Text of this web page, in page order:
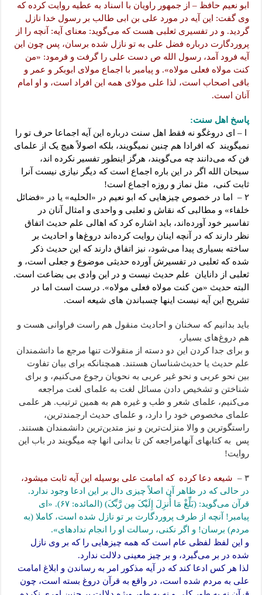
ابو نعیم حافظ – از جمهور راویان با اسناد به عطیه روایت کرده که
وی گفت: این آیه در مورد علی بن ابی طالب بر رسول خدا نازل
گردید. و در تفسیری ثعلبی هست که می‌گوید: معنای آیه: آنچه را از
پروردگارت درباره فضل علی به تو نازل شده برسان، پس چون این
آیه فرود آمد، رسول الله ص دست علی را گرفت و فرمود: «من
کنت مولاه فعلی مولاه». و پیامبر با اجماع مولای ابوبکر و عمر و
باقی اصحاب است، لذا علی مولای همه این افراد است، و او امام
آنان است.
پاسخ اهل سنت:
ا – ای دروغگو نه فقط اهل سنت درباره این آیه اجماعا حرف تو را
نمیگویند که افرادا هم چنین نمیگویند، بلکه اصولاً هیچ یک از علمای
فن که می‌دانند چه می‌گویند، هرگز اینطور تفسیر نکرده اند،
سبحان الله اگر در این باره اجماع است که دیگر نیازی نیست آنرا
ثابت کنی، مثل نماز و روزه اجماع است!
۲ – اما در خصوص چیزهایی که ابو نعیم در «الحلیه» یا در «فضائل
خلفاء» و مطالبی که نقاش و ثعلبی و واحدی و امثال آنان در
تفاسیر خود آورده‌اند، باید اشاره کرد که اهالی علم حدیث اتفاق
نظر دارند که در آنچه اینان روایت کرده‌اند دروغ‌ها و احادیث بر
ساخته بسیاری پیدا می‌شود، نیز اتفاق دارند که این حدیث ذکر
شده که ثعلبی در تفسیرش آورده حدیثی موضوع و جعلی است، و
ثعلبی از دانایان علم حدیث نیست و در این وادی بی بضاعت است.
البته حدیث «من کنت مولاه فعلی مولاه». درست است اما در
تشریح این آیه نیست اینها چسباندن های شیعه است.
باید بدانیم که سخنان و احادیث منقول هم راست فراوانی هست و
هم دروغ‌های بسیار،
و برای جدا کردن این دو دسته از منقولات تنها مرجع ما دانشمندان
علم حدیث یا حدیث‌شناسان هستند. همچنانکه برای بیان تفاوت
بین نحو عربی و نحو غیر عربی به نحویان رجوع می‌کنیم، و برای
شناختن و تشخیص دادن مسائل لغت به علمای لغت مراجعه
می‌کنیم، علمای شعر و طب و غیره هم به همین ترتیب. هر علمی
علمای مخصوص خود را دارد، و علمای حدیث ارجمندترین،
راستگوترین و والا منزلت‌ترین و نیز متدین‌ترین دانشمندان هستند.
پس به کتابهای آنهامراجعه کن تا بدانی انها چه میگویند در باب این
روایت!
۳ –
شیعه دعا کرده که امامت علی بوسیله این آیه ثابت میشود،
در حالی که در ظاهر آن اصلاً چیزی دال بر این ادعا وجود ندارد.
قرآن می‌گوید: (بَلِّغْ مَا أُنزِلَ إِلَیْکَ مِن رَّبِّکَ) (المائده: ۶۷). «اى
پیامبر! آنچه از طرف پروردگارت بر تو نازل شده است، کاملا (به
مردم) برسان! و اگر نکنى، رسالت او را انجام نداده‏اى».
و این لفظ لفظی عام است که همه چیزهایی را که بر وی نازل
شده در بر می‌گیرد، و بر چیز معینی دلالت ندارد.
لذا هر کس ادعا کند که در آیه مذکور امر به رساندن و ابلاغ امامت
علی به مردم شده است، در واقع به قرآن دروغ بسته است، چون